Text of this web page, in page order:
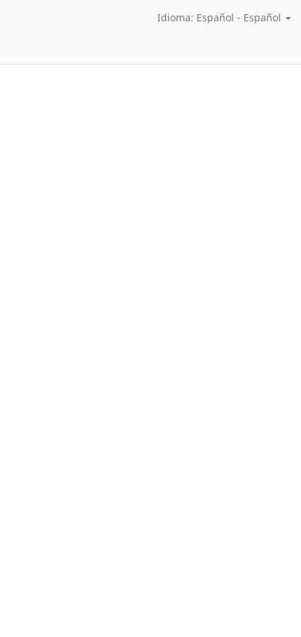
Idioma: Español - Español